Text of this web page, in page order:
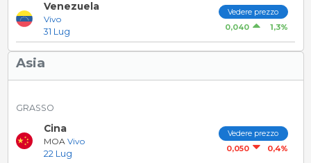
Venezuela
Vivo
31 Lug
Vedere prezzo
0,040
1,3%
Asia
GRASSO
Cina
MOAVivo
22 Lug
Vedere prezzo
0,050
0,4%